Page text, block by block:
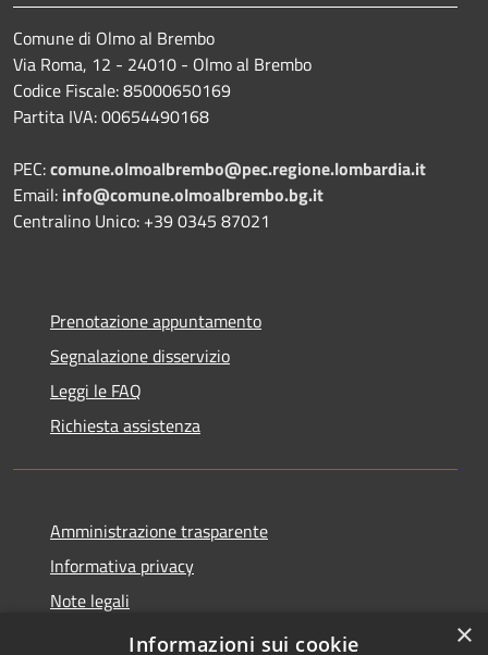
Comune di Olmo al Brembo
Via Roma, 12 - 24010 - Olmo al Brembo
Codice Fiscale: 85000650169
Partita IVA: 00654490168
PEC:comune.olmoalbrembo@pec.regione.lombardia.it
Email: info@comune.olmoalbrembo.bg.it
Centralino Unico: +39 0345 87021
Prenotazione appuntamento
Segnalazione disservizio
Leggi le FAQ
Richiesta assistenza
Amministrazione trasparente
Informativa privacy
Note legali
Dichiarazione di accessibilità
×
Informazioni sui cookie